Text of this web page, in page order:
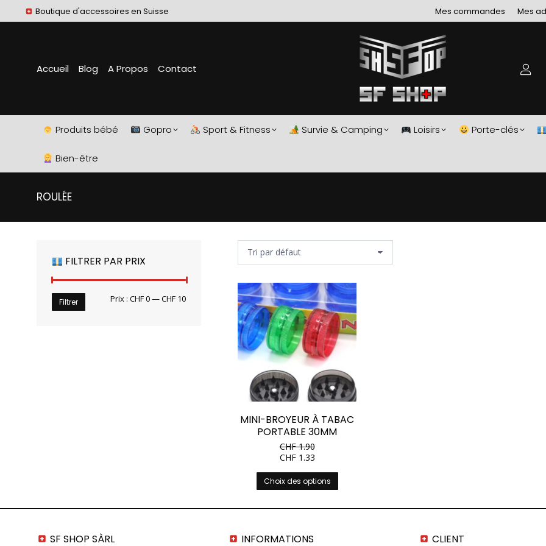
Boutique d'accessoires en Suisse Mes commandes Mes
Accueil Blog A Propos Contact
Produits bébé Gopro Sport & Fitness Survie & Camping Loisirs Porte-clés
Bien-être
ROULÉE
MINI-BROYEUR À TABAC
PORTABLE 30MM
CHF1.90
CHF1.33
Choix des options
Ce
produit
plusieurs
FILTRER PAR PRIX
Prix
Prix
Filtrer Prix : CHF 0—CHF 10
SF SHOP SÀRL INFORMATIONS CLIENT